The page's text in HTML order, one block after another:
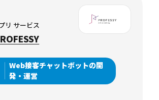
リ サービス
Web接客チャットボットの開
発・運営